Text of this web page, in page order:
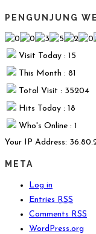
PENGUNJUNG
Visit Today : 15
This Month : 81
Total Visit : 35204
Hits Today : 18
Who's Online : 1
Your IP Address:
META
Log in
Entries RSS
Comments RSS
WordPress.org